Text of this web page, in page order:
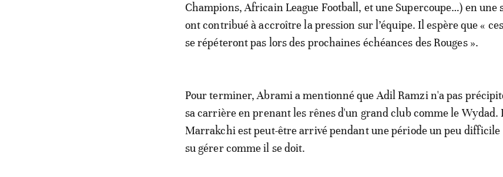
Champions, Africain League Football, et une Supercoupe…) en une
ont contribué à accroître la pression sur l’équipe. Il espère que «
se répéteront pas lors des prochaines échéances des Rouges ».
Pour terminer, Abrami a mentionné que Adil Ramzi n'a pas
sa carrière en prenant les rênes d'un grand club comme le Wydad.
Marrakchi est peut-être arrivé pendant une période un peu difficile
su gérer comme il se doit.